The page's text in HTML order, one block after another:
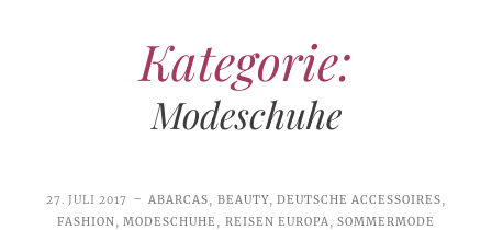
Kategorie:
Modeschuhe
27. JULI 2017 ABARCAS, BEAUTY, DEUTSCHE ACCESSOIRES,
FASHION,MODESCHUHE, REISEN EUROPA, SOMMERMODE